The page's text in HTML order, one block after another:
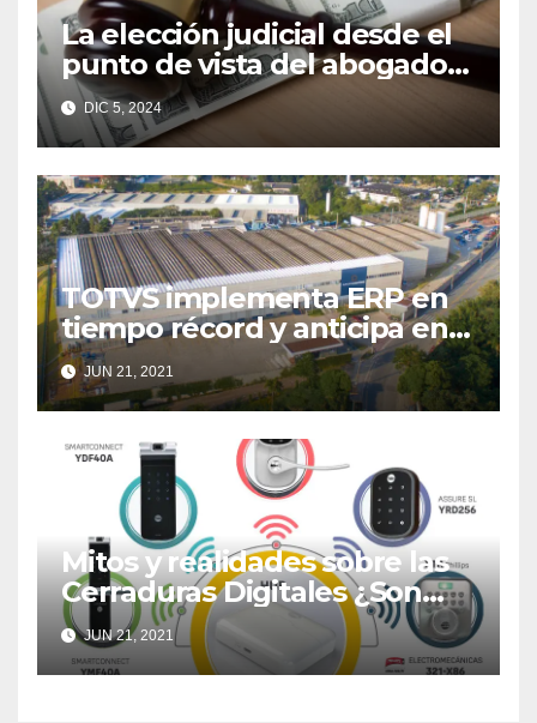
La elección judicial desde el
punto de vista del abogado
Edgar Galindo Macedo
DIC 5, 2024
TOTVS implementa ERP en
tiempo récord y anticipa en
tres meses el inicio de las
actividades de HND en
México
JUN 21, 2021
Mitos y realidades sobre las
Cerraduras Digitales ¿Son
realmente seguras?
JUN 21, 2021